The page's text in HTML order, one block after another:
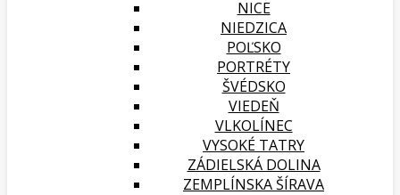
NICE
NIEDZICA
POĽSKO
PORTRÉTY
ŠVÉDSKO
VIEDEŇ
VLKOLÍNEC
VYSOKÉ TATRY
ZÁDIELSKÁ DOLINA
ZEMPLÍNSKA ŠÍRAVA